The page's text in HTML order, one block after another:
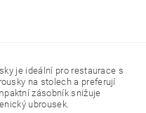
je ideální pro restaurace s
na stolech a preferují
zásobník snižuje
ubrousek.